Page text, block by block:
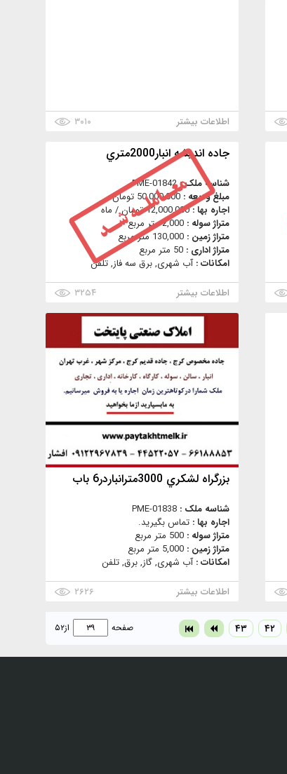
اطلاعات بیشتر ۳۰۱۰
جاده انديشه انبار2000متري
شناسه ملک :PME-01842
مبلغ ودیعه : 50,000,000 تومان
اجاره بها :12,000,000 تومان / ماه
متراژ سوله : 2,000 متر مربع
متراژ زمین : 130,000 متر مربع
متراژ اداری : 50 متر مربع
امکانات :آب شهری, برق سه فاز, تلفن
اطلاعات بیشتر
۳۲۵۴
بزرگراه لشكري 3000مترانباردر6 باب
شناسه ملک : PME-01838
اجاره بها : تماس بگیرید.
متراژ سوله : 500 متر مربع
متراژ زمین : 5,000 متر مربع
امکانات :آب شهری, گاز, برق, تلفن
اطلاعات بیشتر
۲۶۲۶
۴۲ ۴۳ صفحه از۵۲